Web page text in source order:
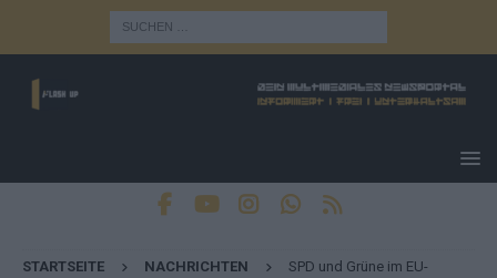
STARTSEITE NACHRICHTEN
SPD und Grüne im EU-